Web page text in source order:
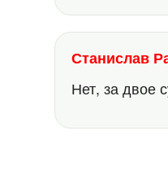
Станислав
Нет, за двое